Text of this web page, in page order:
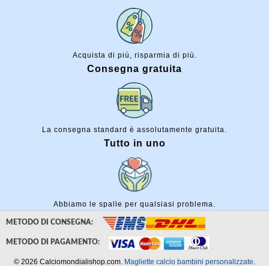
Acquista di più, risparmia di più.
Consegna gratuita
La consegna standard è assolutamente gratuita.
Tutto in uno
Abbiamo le spalle per qualsiasi problema.
METODO DI CONSEGNA:
METODO DI PAGAMENTO:
© 2026 Calciomondialishop.com. Magliette calcio bambini personalizzate.